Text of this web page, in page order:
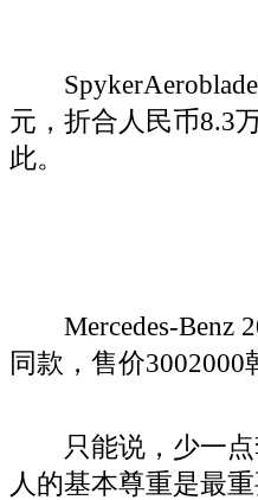
SpykerAeroblade
元，折合人民币8.3
此。
Mercedes-Benz
同款，售价
只能说，少一点
人的基本尊重是最重